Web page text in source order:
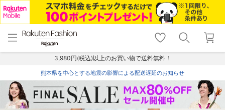
menu home
トップ
shopping_cart lock_outline
ログイン
3,980円(税込)以上のお買い物で送料無料！
熊本県を中心とする地震の影響による配送遅延のお知らせ